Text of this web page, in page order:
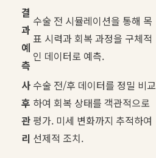
결
과
예
측
수술 전 시뮬레이션을 통해 목
표 시력과 회복 과정을 구체적
인 데이터로 예측.
사
후
관
리
수술 전/후 데이터를 정밀 비교
하여 회복 상태를 객관적으로
평가. 미세 변화까지 추적하여
선제적 조치.